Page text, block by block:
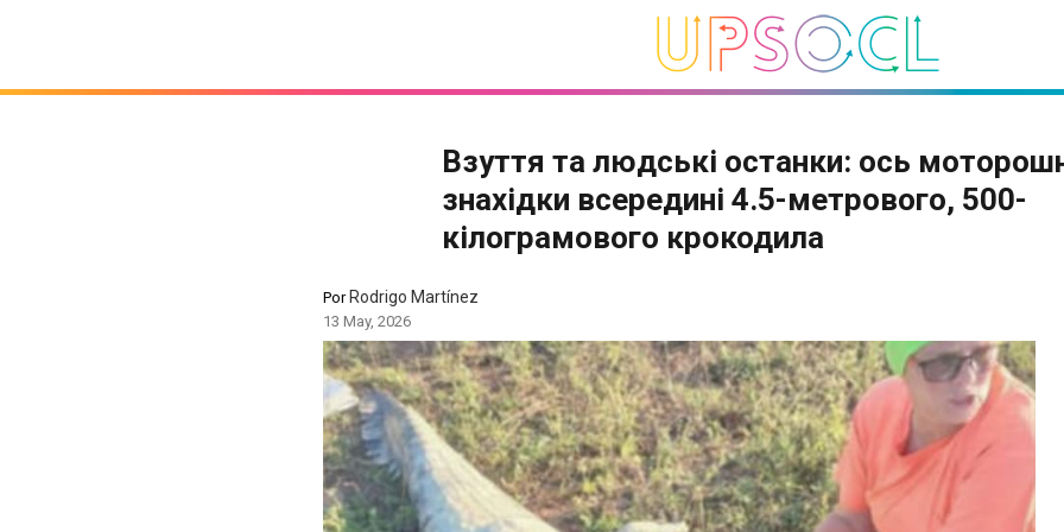
Взуття та людські останки: ось
знахідки всередині 4.5-метрового, 500-
кілограмового крокодила
PorRodrigo Martínez
13 May, 2026